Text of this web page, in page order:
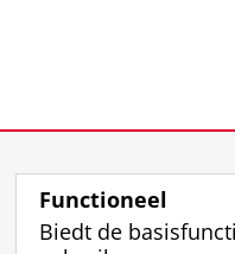
Functioneel
Biedt de